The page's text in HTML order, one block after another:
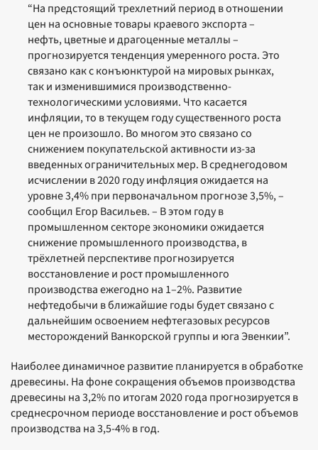
“На предстоящий трехлетний период в отношении
цен на основные товары краевого экспорта –
нефть, цветные и драгоценные металлы –
прогнозируется тенденция умеренного роста. Это
связано как с конъюнктурой на мировых рынках,
так и изменившимися производственно-
технологическими условиями. Что касается
инфляции, то в текущем году существенного роста
цен не произошло. Во многом это связано со
снижением покупательской активности из-за
введенных ограничительных мер. В среднегодовом
исчислении в 2020 году инфляция ожидается на
уровне 3,4% при первоначальном прогнозе 3,5%, –
сообщил Егор Васильев. – В этом году в
промышленном секторе экономики ожидается
снижение промышленного производства, в
трёхлетней перспективе прогнозируется
восстановление и рост промышленного
производства ежегодно на 1–2%. Развитие
нефтедобычи в ближайшие годы будет связано с
дальнейшим освоением нефтегазовых ресурсов
месторождений Ванкорской группы и юга Эвенкии”.
Наиболее динамичное развитие планируется в обработке
древесины. На фоне сокращения объемов производства
древесины на 3,2% по итогам 2020 года прогнозируется в
среднесрочном периоде восстановление и рост объемов
производства на 3,5-4% в год.